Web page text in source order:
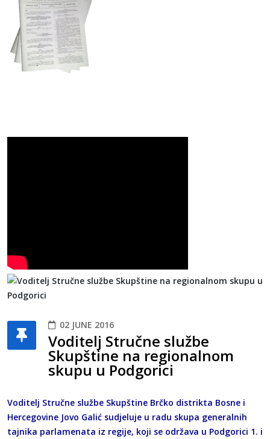
02 JUNE 2016
Voditelj Stručne službe
Skupštine na regionalnom
skupu u Podgorici
Voditelj Stručne službe Skupštine Brčko distrikta Bosne i
Hercegovine Jovo Galić sudjeluje u radu skupa generalnih
tajnika parlamenata iz regije, koji se održava u Podgorici 1. i